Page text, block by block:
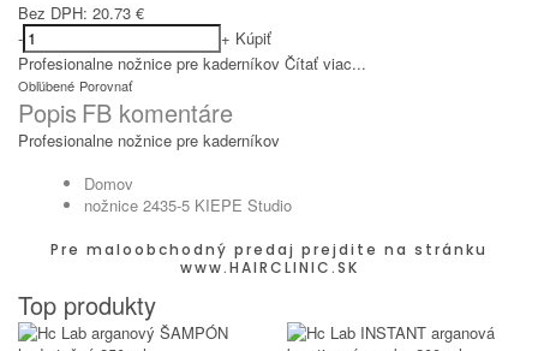
Bez DPH: 20.73 €
-
+ Kúpiť
Profesionalne nožnice pre kaderníkov Čítať viac...
Obľúbené Porovnať
Popis FB komentáre
Profesionalne nožnice pre kaderníkov
Domov
nožnice 2435-5 KIEPE Studio
Pre maloobchodný predaj prejdite na stránku
www.HAIRCLINIC.SK
Top produkty